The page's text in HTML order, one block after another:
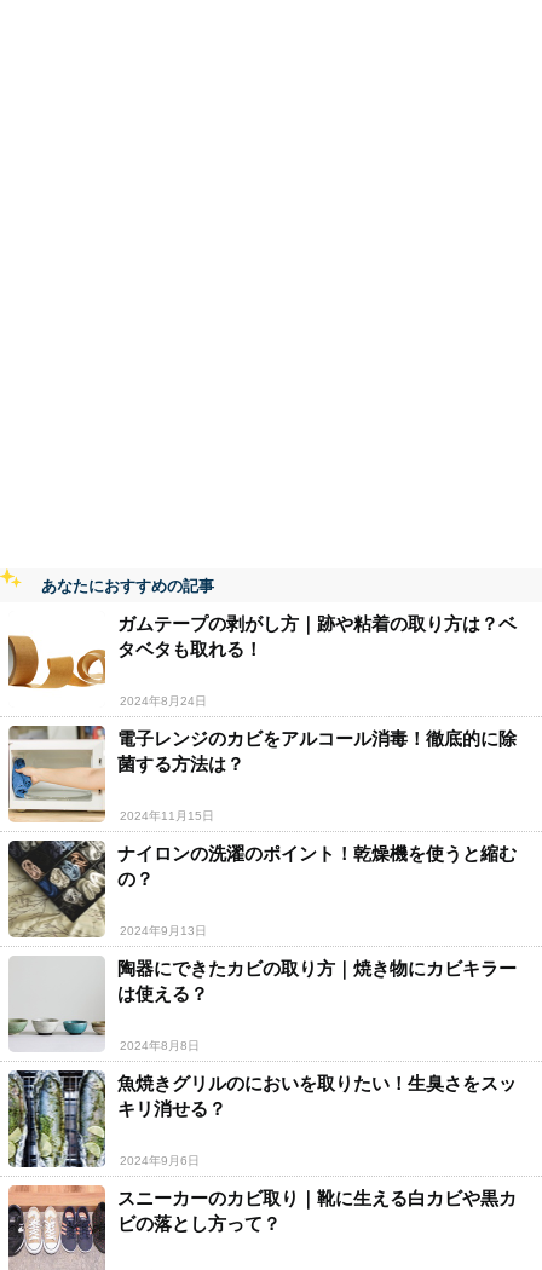
あなたにおすすめの記事
ガムテープの剥がし方｜跡や粘着の取り方は？ベ
タベタも取れる！
2024年8月24日
電子レンジのカビをアルコール消毒！徹底的に除
菌する方法は？
2024年11月15日
ナイロンの洗濯のポイント！乾燥機を使うと縮む
の？
2024年9月13日
陶器にできたカビの取り方｜焼き物にカビキラー
は使える？
2024年8月8日
魚焼きグリルのにおいを取りたい！生臭さをスッ
キリ消せる？
2024年9月6日
スニーカーのカビ取り｜靴に生える白カビや黒カ
ビの落とし方って？